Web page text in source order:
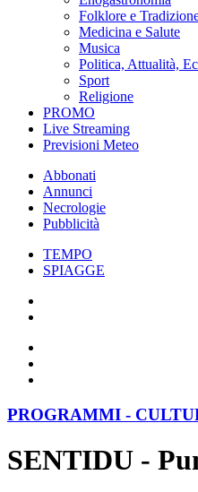
Folklore e
Medicina e Salute
Musica
Politica, Attualità,
Sport
Religione
PROMO
Live Streaming
Previsioni Meteo
Abbonati
Annunci
Necrologie
Pubblicità
TEMPO
SPIAGGE
PROGRAMMI -
SENTIDU -